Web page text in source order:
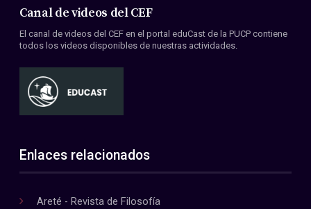
Canal de videos del CEF
El canal de videos del CEF en el portal eduCast de la PUCP contiene
todos los videos disponibles de nuestras actividades.
Enlaces relacionados
Areté - Revista de Filosofía